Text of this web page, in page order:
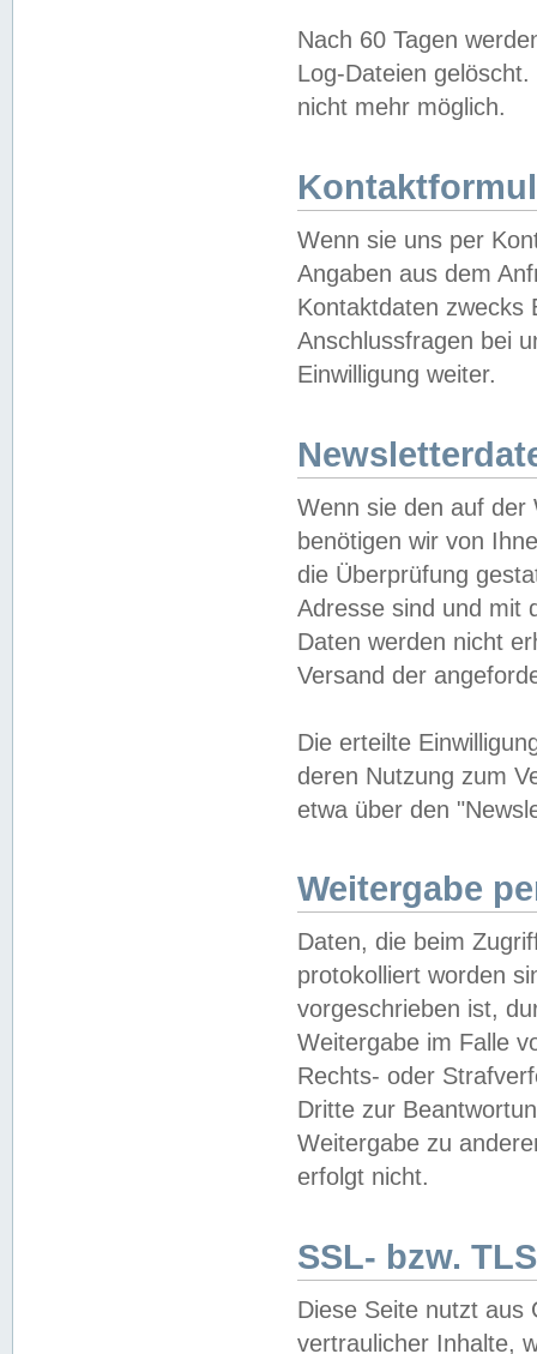
Nach 60 Tagen
Log-Dateien
nicht mehr möglich.
Wenn sie uns per
Angaben aus dem
Kontaktdaten zwecks
Anschlussfragen bei
Einwilligung weiter.
Wenn sie den auf der
benötigen wir von
die Überprüfung
Adresse sind und mit
Daten werden nicht
Versand der
Die erteilte
deren Nutzung zum
etwa über den
Weitergabe
Daten, die beim
protokolliert worden
vorgeschrieben ist,
Weitergabe im Falle
Rechts- oder
Dritte zur
Weitergabe zu
erfolgt nicht.
SSL- bzw.
Diese Seite nutzt aus
vertraulicher Inhalte,